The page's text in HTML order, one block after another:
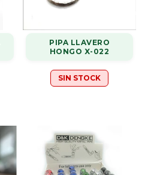
PIPA LLAVERO
HONGO X-022
SIN STOCK